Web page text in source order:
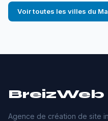
Voir toutes les villes du
BreizWeb
Agence de création de site